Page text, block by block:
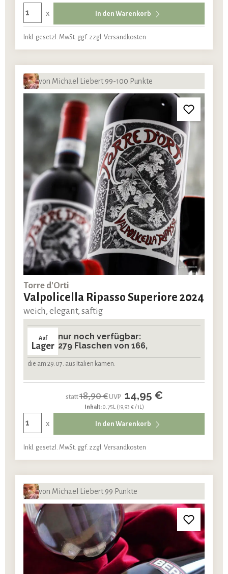
x In den Warenkorb
Inkl. gesetzl. MwSt. ggf. zzgl. Versandkosten
von Michael Liebert 99-100 Punkte
Torre d'Orti
Valpolicella Ripasso Superiore 2024
weich, elegant, saftig
Auf
Lager
nur noch verfügbar:
279 Flaschen von 166,
die am 29.07. aus Italien kamen.
statt18,90 €UVP 14,95 €
Inhalt:0.75L (19,93 € / 1L)
x In den Warenkorb
Inkl. gesetzl. MwSt. ggf. zzgl. Versandkosten
von Michael Liebert 99 Punkte